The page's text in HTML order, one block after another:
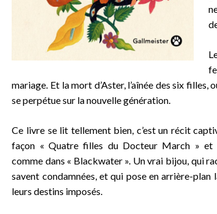
mariage. Et la mort d’Aster, l’aînée des six
se perpétue sur la nouvelle génération.
Ce livre se lit tellement bien, c’est un récit
façon « Quatre filles du Docteur March » et
comme dans « Blackwater ». Un vrai bijou, qui
savent condamnées, et qui pose en arrière-
leurs destins imposés.